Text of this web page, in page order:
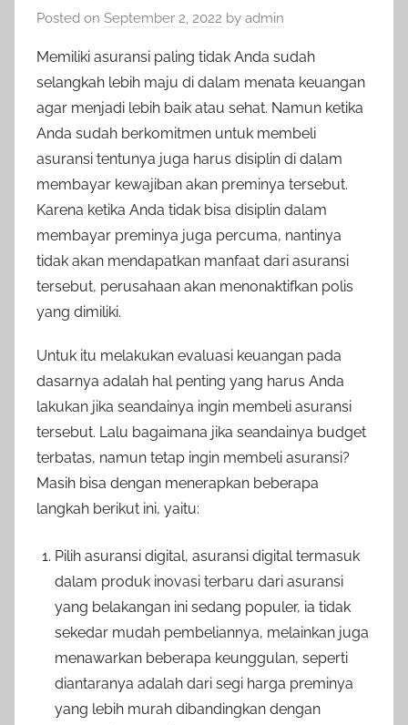
Posted on September 2, 2022 by admin
Memiliki asuransi paling tidak Anda sudah
selangkah lebih maju di dalam menata keuangan
agar menjadi lebih baik atau sehat. Namun ketika
Anda sudah berkomitmen untuk membeli
asuransi tentunya juga harus disiplin di dalam
membayar kewajiban akan preminya tersebut.
Karena ketika Anda tidak bisa disiplin dalam
membayar preminya juga percuma, nantinya
tidak akan mendapatkan manfaat dari asuransi
tersebut, perusahaan akan menonaktifkan polis
yang dimiliki.
Untuk itu melakukan evaluasi keuangan pada
dasarnya adalah hal penting yang harus Anda
lakukan jika seandainya ingin membeli asuransi
tersebut. Lalu bagaimana jika seandainya budget
terbatas, namun tetap ingin membeli asuransi?
Masih bisa dengan menerapkan beberapa
langkah berikut ini, yaitu:
Pilih asuransi digital, asuransi digital termasuk
dalam produk inovasi terbaru dari asuransi
yang belakangan ini sedang populer, ia tidak
sekedar mudah pembeliannya, melainkan juga
menawarkan beberapa keunggulan, seperti
diantaranya adalah dari segi harga preminya
yang lebih murah dibandingkan dengan